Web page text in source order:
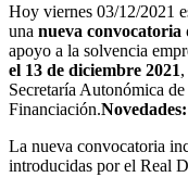
Hoy viernes 03/12/2021
una nueva convocatoria
apoyo a la solvencia
el 13 de diciembre 2021
Secretaría Autonómica
Financiación.Novedades:
La nueva convocatoria
introducidas por el Real